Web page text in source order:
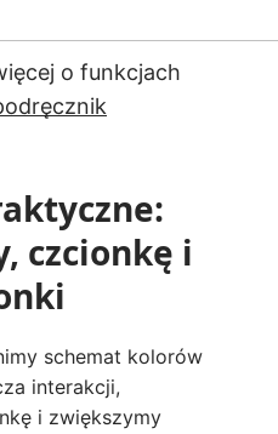
o funkcjach
czcionkę i
schemat kolorów
interakcji,
i zwiększymy